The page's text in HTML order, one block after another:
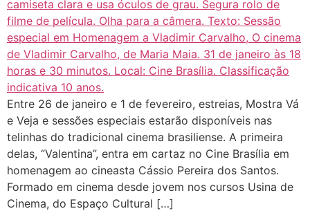
Entre 26 de janeiro e 1 de fevereiro, estreias, Mostra Vá
e Veja e sessões especiais estarão disponíveis nas
telinhas do tradicional cinema brasiliense. A primeira
delas, “Valentina”, entra em cartaz no Cine Brasília em
homenagem ao cineasta Cássio Pereira dos Santos.
Formado em cinema desde jovem nos cursos Usina de
Cinema, do Espaço Cultural […]